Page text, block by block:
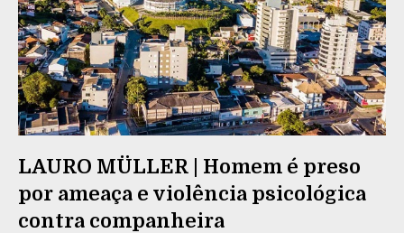
LAURO MÜLLER | Homem é preso
por ameaça e violência psicológica
contra companheira